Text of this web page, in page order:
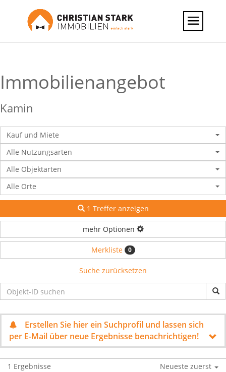
Immobilien­angebot
Kamin
Kauf und Miete
Alle Nutzungsarten
Alle Objektarten
Alle Orte
1 Treffer anzeigen
mehr Optionen
Merkliste 0
Suche zurücksetzen
Erstellen Sie hier ein Suchprofil und lassen sich
per E-Mail über neue Ergebnisse benachrichtigen!
1 Ergebnisse Neueste zuerst